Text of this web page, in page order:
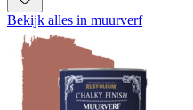
Bekijk alles in muurverf